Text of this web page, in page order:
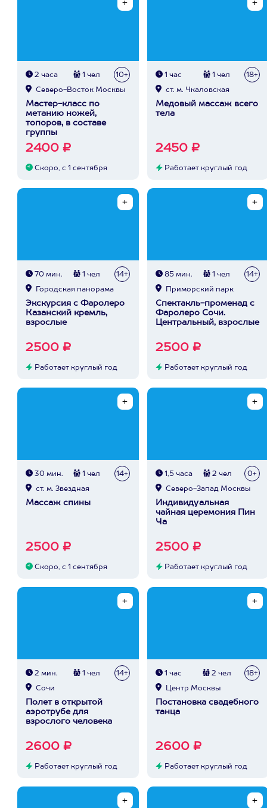
2 часа 1 чел 10+
Северо-Восток Москвы
Мастер-класс по
метанию ножей,
топоров, в составе
группы
2400 ₽
Скоро, с 1 сентября
1 час 1 чел 18+
ст. м. Чкаловская
Медовый массаж всего
тела
2450 ₽
Работает круглый год
70 мин. 1 чел 14+
Городская панорама
Экскурсия с Фаролеро
Казанский кремль,
взрослые
2500 ₽
Работает круглый год
85 мин. 1 чел 14+
Приморский парк
Спектакль-променад с
Фаролеро Сочи.
Центральный, взрослые
2500 ₽
Работает круглый год
30 мин. 1 чел 14+
ст. м. Звездная
Массаж спины
2500 ₽
Скоро, с 1 сентября
1,5 часа 2 чел 0+
Северо-Запад Москвы
Индивидуальная
чайная церемония Пин
Ча
2500 ₽
Работает круглый год
2 мин. 1 чел 14+
Сочи
Полет в открытой
аэротрубе для
взрослого человека
2600 ₽
Работает круглый год
1 час 2 чел 18+
Центр Москвы
Постановка свадебного
танца
2600 ₽
Работает круглый год